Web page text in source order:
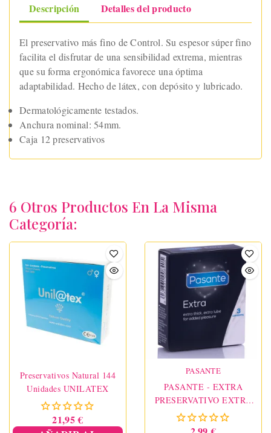
Descripción Detalles del producto
El preservativo más fino de Control. Su espesor súper fino
facilita el disfrutar de una sensibilidad extrema, mientras
que su forma ergonómica favorece una óptima
adaptabilidad. Hecho de látex, con depósito y lubricado.
Dermatológicamente testados.
Anchura nominal: 54mm.
Caja 12 preservativos
6 Otros Productos En La Misma
Categoría:
Preservativos Natural 144
Unidades UNILATEX
21,95 €
PASANTE
PASANTE - EXTRA
PRESERVATIVO EXTRA
GRUESOS 3 UNIDADES